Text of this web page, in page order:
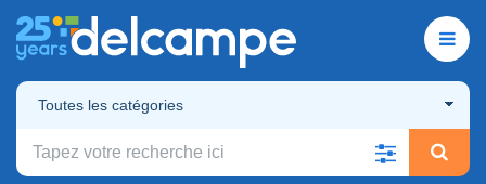
Toutes les catégories